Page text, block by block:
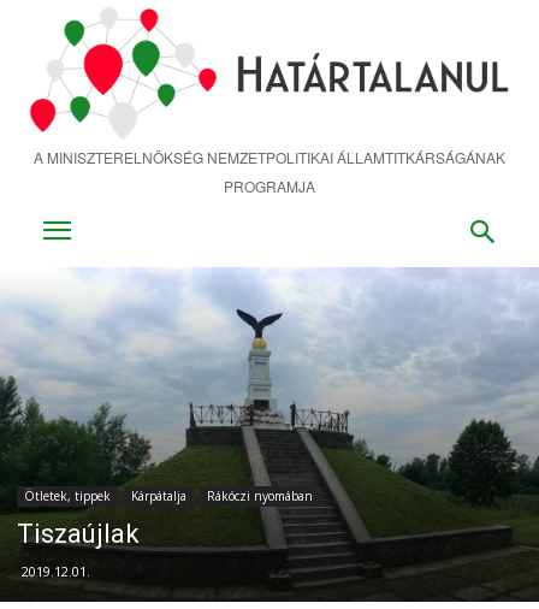
tartalomra
A MINISZTERELNÖKSÉG NEMZETPOLITIKAI ÁLLAMTITKÁRSÁGÁNAK
PROGRAMJA
Ötletek, tippek Kárpátalja Rákóczi nyomában
Tiszaújlak
2019.12.01.